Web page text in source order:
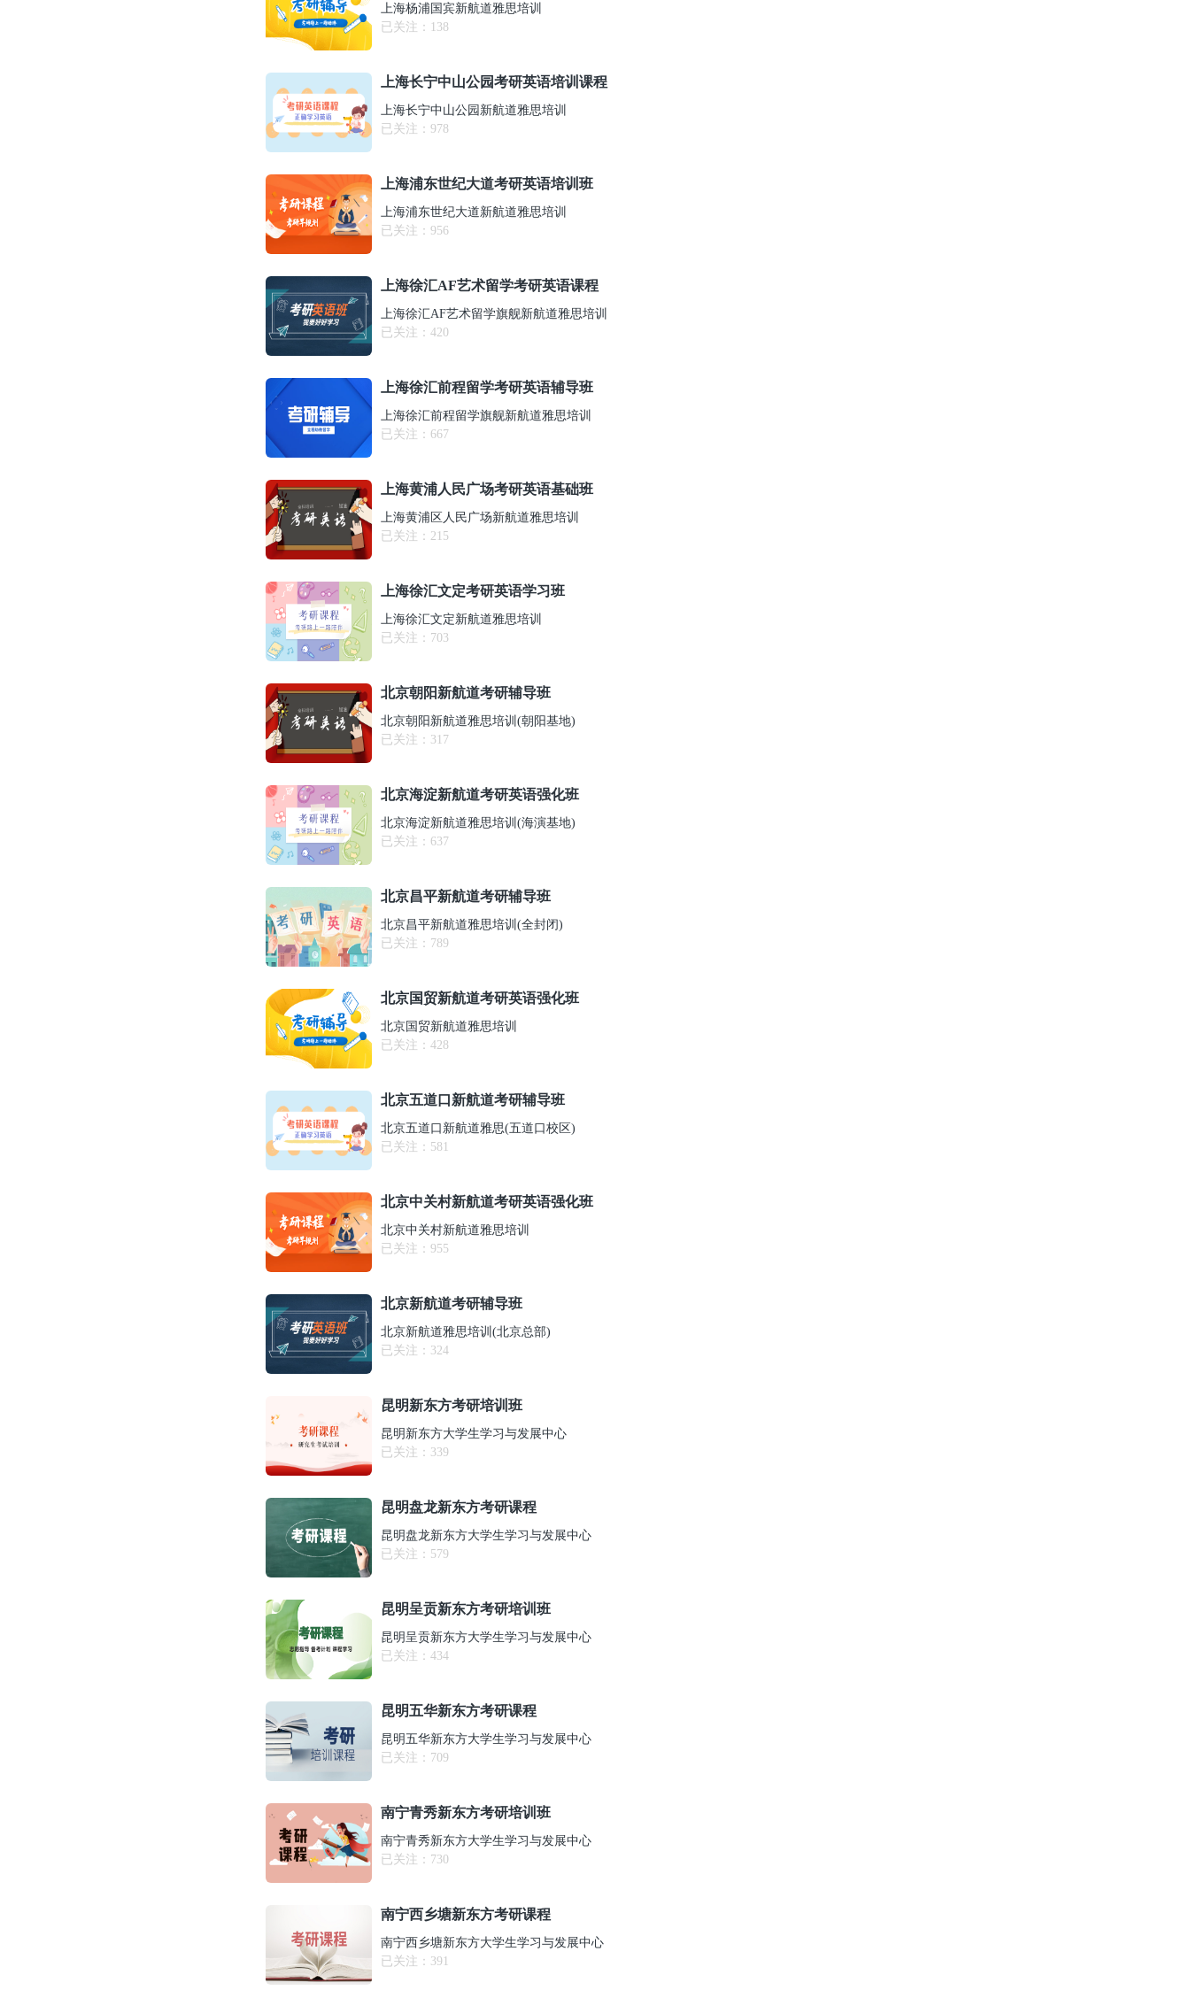
上海杨浦国宾新航道雅思培训
已关注： 138
上海长宁中山公园考研英语培训课程
上海长宁中山公园新航道雅思培训
已关注： 978
上海浦东世纪大道考研英语培训班
上海浦东世纪大道新航道雅思培训
已关注： 956
上海徐汇AF艺术留学考研英语课程
上海徐汇AF艺术留学旗舰新航道雅思培训
已关注： 420
上海徐汇前程留学考研英语辅导班
上海徐汇前程留学旗舰新航道雅思培训
已关注： 667
上海黄浦人民广场考研英语基础班
上海黄浦区人民广场新航道雅思培训
已关注： 215
上海徐汇文定考研英语学习班
上海徐汇文定新航道雅思培训
已关注： 703
北京朝阳新航道考研辅导班
北京朝阳新航道雅思培训(朝阳基地)
已关注： 317
北京海淀新航道考研英语强化班
北京海淀新航道雅思培训(海演基地)
已关注： 637
北京昌平新航道考研辅导班
北京昌平新航道雅思培训(全封闭)
已关注： 789
北京国贸新航道考研英语强化班
北京国贸新航道雅思培训
已关注： 428
北京五道口新航道考研辅导班
北京五道口新航道雅思(五道口校区)
已关注： 581
北京中关村新航道考研英语强化班
北京中关村新航道雅思培训
已关注： 955
北京新航道考研辅导班
北京新航道雅思培训(北京总部)
已关注： 324
昆明新东方考研培训班
昆明新东方大学生学习与发展中心
已关注： 339
昆明盘龙新东方考研课程
昆明盘龙新东方大学生学习与发展中心
已关注： 579
昆明呈贡新东方考研培训班
昆明呈贡新东方大学生学习与发展中心
已关注： 434
昆明五华新东方考研课程
昆明五华新东方大学生学习与发展中心
已关注： 709
南宁青秀新东方考研培训班
南宁青秀新东方大学生学习与发展中心
已关注： 730
南宁西乡塘新东方考研课程
南宁西乡塘新东方大学生学习与发展中心
已关注： 391